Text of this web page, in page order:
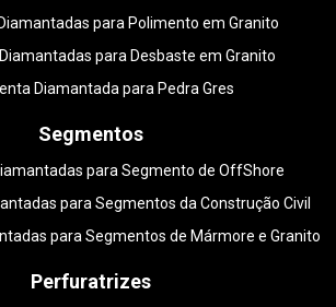
para Polimento em Granito
para Desbaste em Granito
Diamantada para Pedra Gres
Segmentos
para Segmento de OffShore
para Segmentos da Construção Civil
para Segmentos de Mármore e Granito
Perfuratrizes